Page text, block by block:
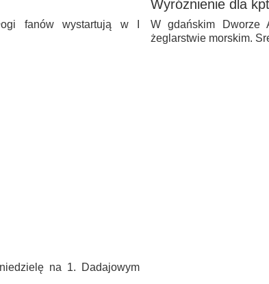
fanów wystartują w I
Wyróżnienie dla
W gdańskim Dworze
żeglarstwie morskim.
na 1. Dadajowym